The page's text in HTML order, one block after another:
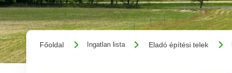
Főoldal Ingatlan lista Eladó építési telek